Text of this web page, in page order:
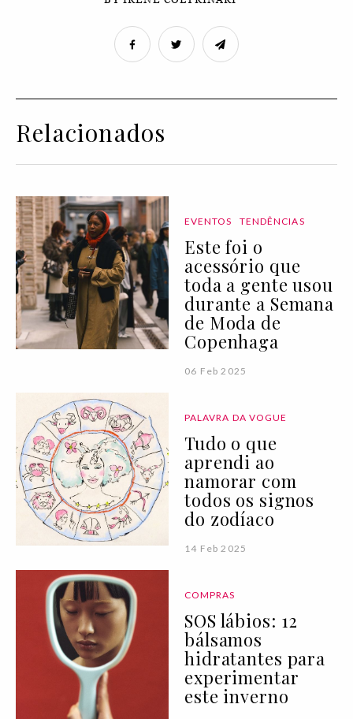
Relacionados
EVENTOS TENDÊNCIAS
Este foi o
acessório que
toda a gente usou
durante a Semana
de Moda de
Copenhaga
06 Feb 2025
PALAVRA DA VOGUE
Tudo o que
aprendi ao
namorar com
todos os signos
do zodíaco
14 Feb 2025
COMPRAS
SOS lábios: 12
bálsamos
hidratantes para
experimentar
este inverno